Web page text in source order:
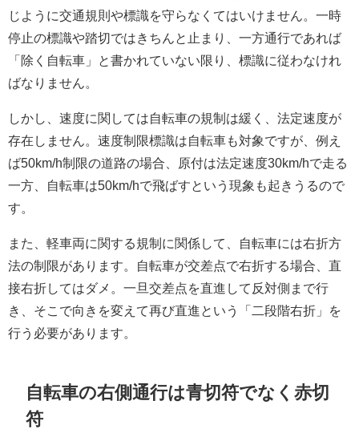
じように交通規則や標識を守らなくてはいけません。一時
停止の標識や踏切ではきちんと止まり、一方通行であれば
「除く自転車」と書かれていない限り、標識に従わなけれ
ばなりません。
しかし、速度に関しては自転車の規制は緩く、法定速度が
存在しません。速度制限標識は自転車も対象ですが、例え
ば50km/h制限の道路の場合、原付は法定速度30km/hで走る
一方、自転車は50km/hで飛ばすという現象も起きうるので
す。
また、軽車両に関する規制に関係して、自転車には右折方
法の制限があります。自転車が交差点で右折する場合、直
接右折してはダメ。一旦交差点を直進して反対側まで行
き、そこで向きを変えて再び直進という「二段階右折」を
行う必要があります。
自転車の右側通行は青切符でなく赤切
符